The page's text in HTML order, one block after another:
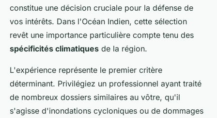
constitue une décision cruciale pour la défense de
vos intérêts. Dans l'Océan Indien, cette sélection
revêt une importance particulière compte tenu des
spécificités climatiques de la région.
L'expérience représente le premier critère
déterminant. Privilégiez un professionnel ayant traité
de nombreux dossiers similaires au vôtre, qu'il
s'agisse d'inondations cycloniques ou de dommages